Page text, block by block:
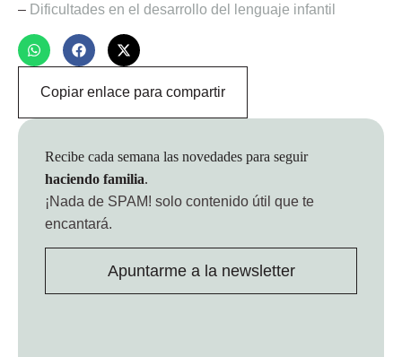
– Dificultades en el desarrollo del lenguaje infantil
Copiar enlace para compartir
Recibe cada semana las novedades para seguir
haciendo familia.
¡Nada de SPAM! solo contenido útil que te
encantará.
Apuntarme a la newsletter